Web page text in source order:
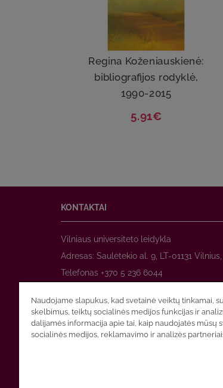
Regina Koženiauskienė:
bibliografijos rodyklė,
1990-2015
5.91€
KONTAKTAI
Vilniaus universiteto leidykla
Adresas: Saulėtekio al. 9, LT-01131
Telefonas +370 5 236 6044
El. paštasprekyba@leidykla.vu.lt
www.zurnalai.vu.lt
Naudojame slapukus, kad svetainė veiktų tinkamai,
skelbimus, teiktų socialinės medijos funkcijas ir
dalijamės informacija apie tai, kaip naudojatės mūsų
socialinės medijos, reklamavimo ir analizės